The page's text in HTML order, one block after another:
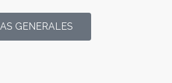
GENERALES